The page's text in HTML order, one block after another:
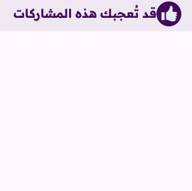
قد تُعجبك هذه المشاركات